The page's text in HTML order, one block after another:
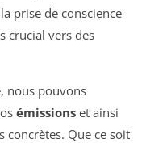
prise de conscience
crucial vers des
nous pouvons
émissions et ainsi
Que ce soit